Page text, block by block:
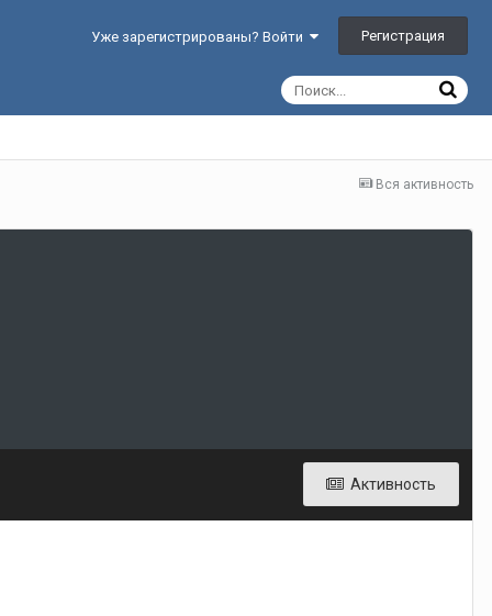
Уже зарегистрированы? Войти Регистрация
Вся активность
Активность